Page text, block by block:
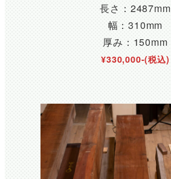
長さ：2487mm
幅：310mm
厚み：150mm
¥330,000-(税込)